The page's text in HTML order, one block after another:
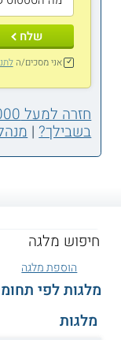
שלח
אני מסכים/ה
בשבילך?|
הוספת מלגה
מלגות לפי
מלגות